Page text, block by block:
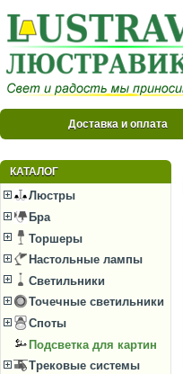
Доставка и оплата
КАТАЛОГ
Люстры
Бра
Торшеры
Настольные лампы
Светильники
Точечные светильники
Споты
Подсветка для картин
Трековые системы